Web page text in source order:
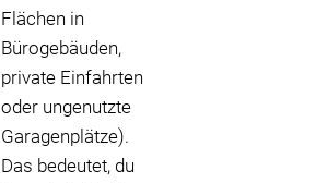
Flächen in
Bürogebäuden,
private Einfahrten
oder ungenutzte
Garagenplätze).
Das bedeutet, du